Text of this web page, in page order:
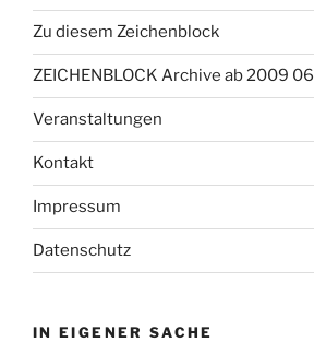
Zu diesem Zeichenblock
ZEICHENBLOCK Archive ab 2009 06
Veranstaltungen
Kontakt
Impressum
Datenschutz
IN EIGENER SACHE